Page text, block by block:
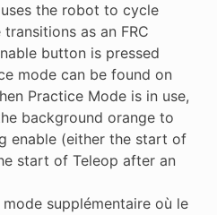
the robot to cycle
as an FRC
button is pressed
mode can be found on
Practice Mode is in use,
background orange to
enable (either the start of
start of Teleop after an
supplémentaire où le